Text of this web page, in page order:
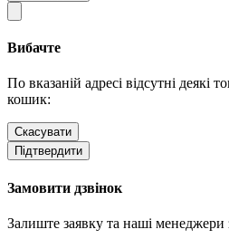
Вибачте
По вказаній адресі відсутні деякі
кошик:
Скасувати
Підтвердити
Замовити дзвінок
Залиште заявку та наші менеджери